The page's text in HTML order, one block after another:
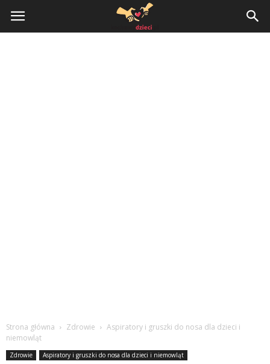
KochamyDzieci.pl
Strona główna Zdrowie
Aspiratory i gruszki do nosa dla dzieci i
niemowląt
Zdrowie Aspiratory i gruszki do nosa dla dzieci i niemowląt